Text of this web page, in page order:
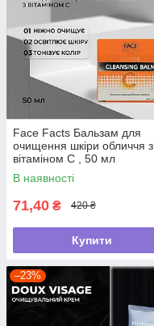
Face Facts Бальзам для
очищення шкіри обличчя з
вітаміном С , 50 мл
В наявності
71,40 ₴ 420 ₴
Купити
–23%